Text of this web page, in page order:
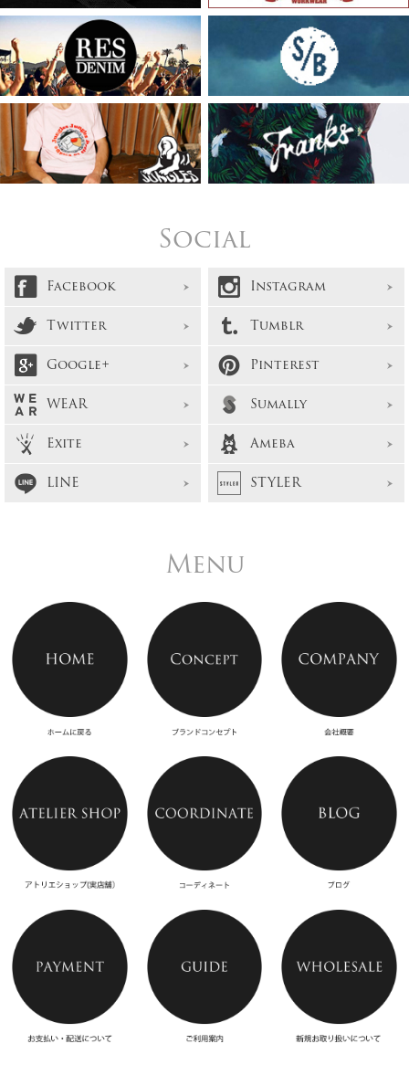
Social
Facebook
Instagram
Twitter
Tumblr
Google+
Pinterest
WEAR
Sumally
Exite
Ameba
LINE
STYLER
Menu